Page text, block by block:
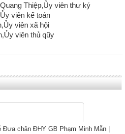
Thiệp,Ủy viên thư ký
viên kế toán
viên xã hội
viên thủ qũy
Đưa chân ĐHY GB Phạm Minh Mẫn |